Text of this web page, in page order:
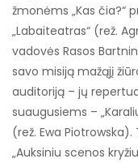
žmonėms „Kas čia?“
„Labaiteatras“ (rež.
vadovės Rasos
savo misiją mažąjį
auditoriją – jų
suaugusiems –
(rež. Ewa
„Auksiniu scenos